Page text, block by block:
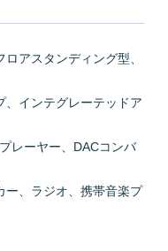
アスタンディング型、
、インテグレーテッドア
レーヤー、DACコンバ
ー、ラジオ、携帯音楽プ